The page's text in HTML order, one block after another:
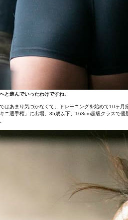
進んでいったわけですね。
はあまり気づかなくて。トレーニングを始めて10ヶ
ニ選手権」に出場。35歳以下、163cm超級クラスで